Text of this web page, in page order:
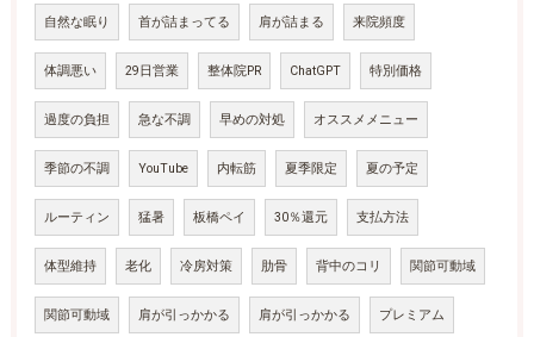
自然な眠り 首が詰まってる 肩が詰まる 来院頻度
体調悪い 29日営業 整体院PR ChatGPT 特別価格
過度の負担 急な不調 早めの対処 オススメメニュー
季節の不調 YouTube 内転筋 夏季限定 夏の予定
ルーティン 猛暑 板橋ペイ 30％還元 支払方法
体型維持 老化 冷房対策 肋骨 背中のコリ 関節可動域
関節可動域 肩が引っかかる 肩が引っかかる プレミアム